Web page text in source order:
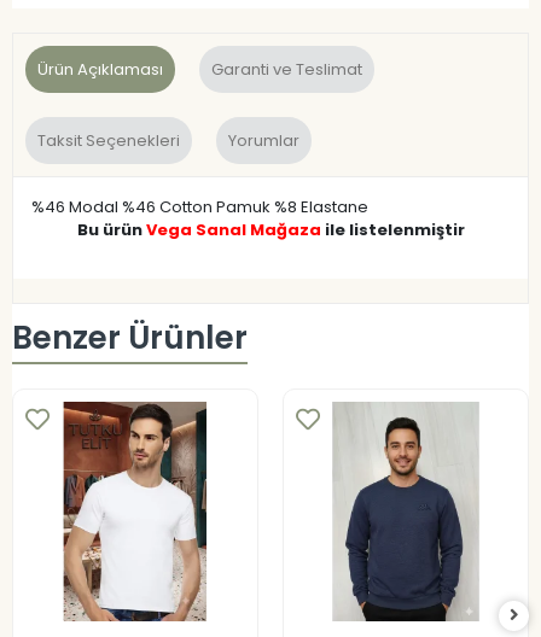
Ürün Açıklaması Garanti ve Teslimat
Taksit Seçenekleri Yorumlar
%46 Modal %46 Cotton Pamuk %8 Elastane
Bu ürünVega Sanal Mağaza ile listelenmiştir
Benzer Ürünler